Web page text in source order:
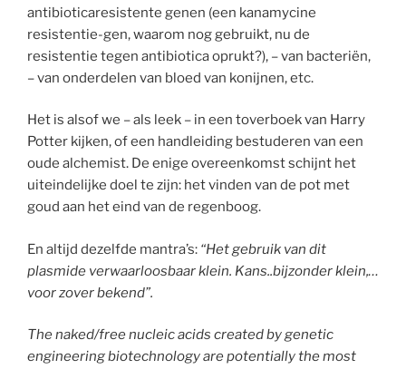
antibioticaresistente genen (een kanamycine
resistentie-gen, waarom nog gebruikt, nu de
resistentie tegen antibiotica oprukt?), – van bacteriën,
– van onderdelen van bloed van konijnen, etc.
Het is alsof we – als leek – in een toverboek van Harry
Potter kijken, of een handleiding bestuderen van een
oude alchemist. De enige overeenkomst schijnt het
uiteindelijke doel te zijn: het vinden van de pot met
goud aan het eind van de regenboog.
En altijd dezelfde mantra’s: “Het gebruik van dit
plasmide verwaarloosbaar klein. Kans..bijzonder klein,…
voor zover bekend”.
The naked/free nucleic acids created by genetic
engineering biotechnology are potentially the most